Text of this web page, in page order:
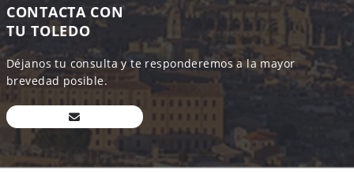
CONTACTA CON
TU TOLEDO
Déjanos tu consulta y te responderemos a la mayor
brevedad posible.